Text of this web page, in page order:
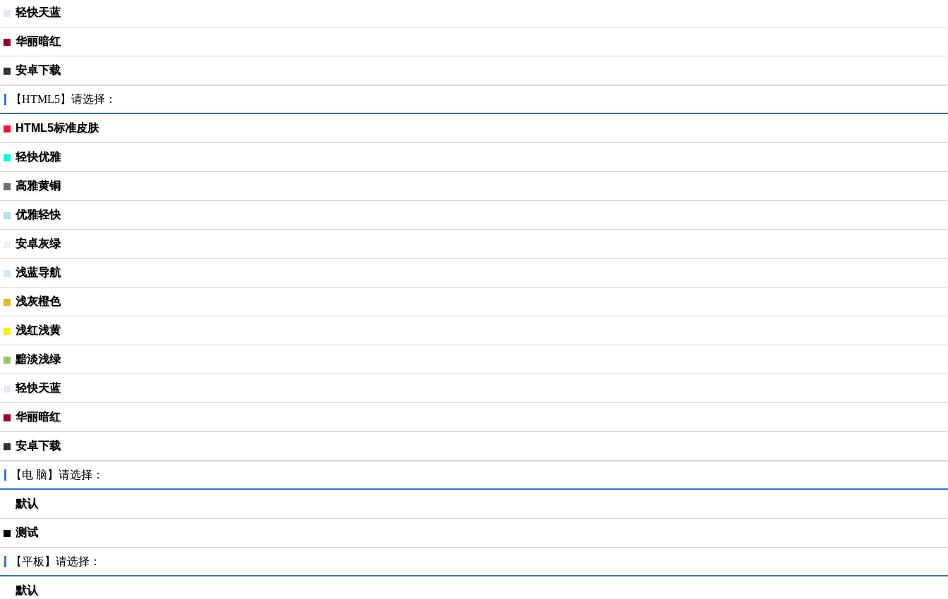
轻快天蓝
华丽暗红
安卓下载
【HTML5】请选择：
HTML5标准皮肤
轻快优雅
高雅黄铜
优雅轻快
安卓灰绿
浅蓝导航
浅灰橙色
浅红浅黄
黯淡浅绿
轻快天蓝
华丽暗红
安卓下载
【电 脑】请选择：
默认
测试
【平板】请选择：
默认